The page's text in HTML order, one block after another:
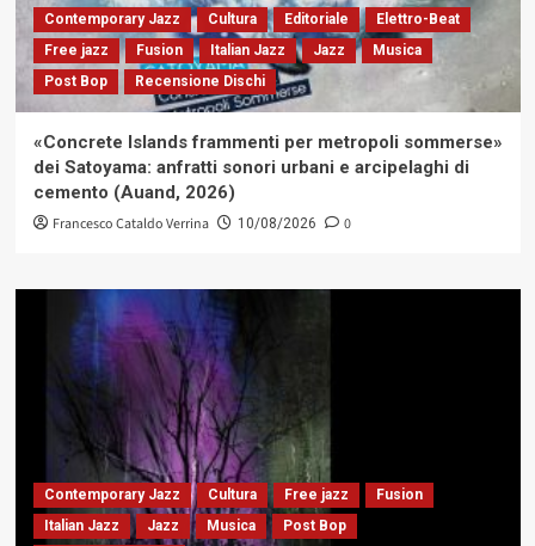
Contemporary Jazz Cultura Editoriale
Elettro-Beat
Free jazz
Fusion Italian Jazz Jazz
Musica
Post Bop
Recensione Dischi
«Concrete Islands frammenti per metropoli sommerse»
dei Satoyama: anfratti sonori urbani e arcipelaghi di
cemento (Auand, 2026)
Francesco Cataldo Verrina 10/08/2026 0
Contemporary Jazz Cultura Free jazz
Fusion
Italian Jazz
Jazz Musica
Post Bop